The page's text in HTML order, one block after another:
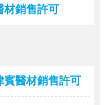
材銷售許可
賓醫材銷售許可